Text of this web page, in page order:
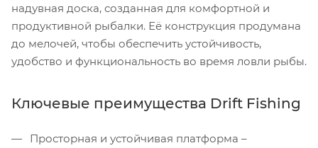
надувная доска, созданная для комфортной и
продуктивной рыбалки. Её конструкция продумана
до мелочей, чтобы обеспечить устойчивость,
удобство и функциональность во время ловли рыбы.
Ключевые преимущества Drift Fishing
Просторная и устойчивая платформа –